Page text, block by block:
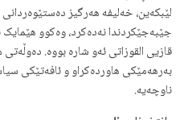
لێبکەین، خەلیفە هەرگیز دەستێوەردانی
جێبەجێکردندا نەدەکرد، وەکوو
قازیی القوزاتی ئەو شارە بووە.
بەرهەمێکی هاوردەکراو و ئافەتێکی
ناوچەیە.